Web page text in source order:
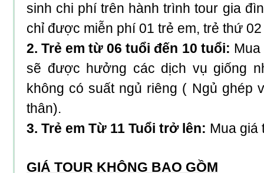
sinh chi phí trên hành trình tour gia
chỉ được miễn phí 01 trẻ em, trẻ thứ
2. Trẻ em từ 06 tuổi đến 10 tuổi: Mua
sẽ được hưởng các dịch vụ giống
không có suất ngủ riêng ( Ngủ ghép
thân).
3. Trẻ em Từ 11 Tuổi trở lên: Mua giá
GIÁ TOUR KHÔNG BAO GỒM